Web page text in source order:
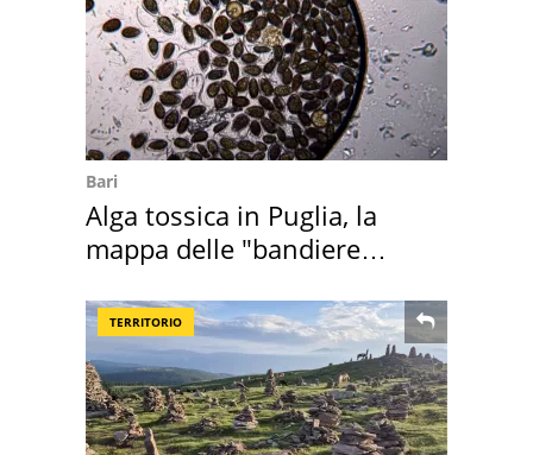
Bari
Alga tossica in Puglia, la
mappa delle "bandiere
TERRITORIO